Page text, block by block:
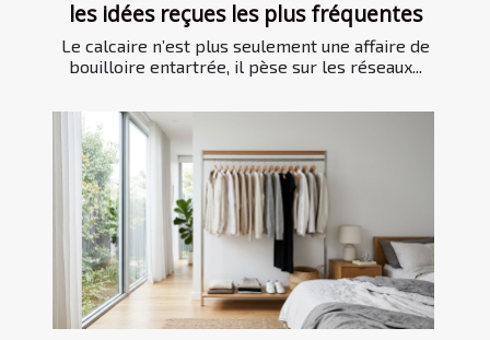
les idées reçues les plus fréquentes
Le calcaire n’est plus seulement une affaire de
bouilloire entartrée, il pèse sur les réseaux...